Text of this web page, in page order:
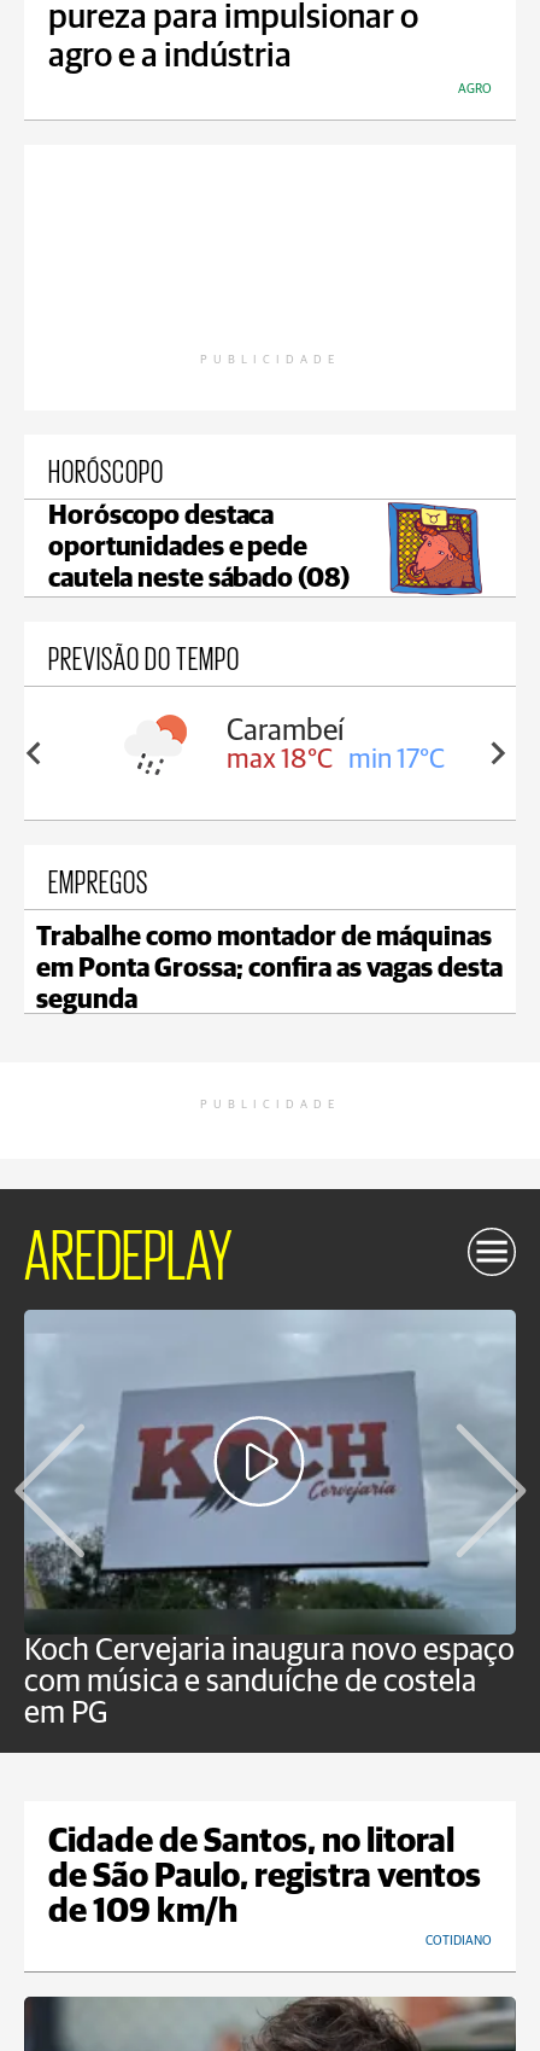
pureza para impulsionar o
agro e a indústria
AGRO
PUBLICIDADE
HORÓSCOPO
Horóscopo destaca
oportunidades e pede
cautela neste sábado (08)
PREVISÃO DO TEMPO
18°C
Carambeí
max 18°C min 17°C
EMPREGOS
Trabalhe como montador de máquinas
em Ponta Grossa; confira as vagas desta
segunda
PUBLICIDADE
AREDEPLAY
Koch Cervejaria inaugura novo espaço
com música e sanduíche de costela
em PG
Cidade de Santos, no litoral
de São Paulo, registra ventos
de 109 km/h
COTIDIANO